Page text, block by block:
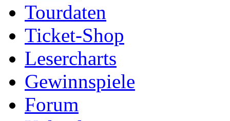
Tourdaten
Ticket-Shop
Lesercharts
Gewinnspiele
Forum